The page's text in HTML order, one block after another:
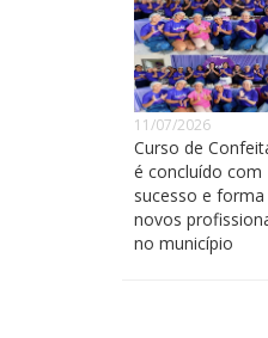
11/07/2026
Curso de
é concluído com
sucesso e forma
novos
no município